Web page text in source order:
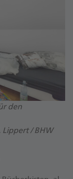
den
Lippert / BHW